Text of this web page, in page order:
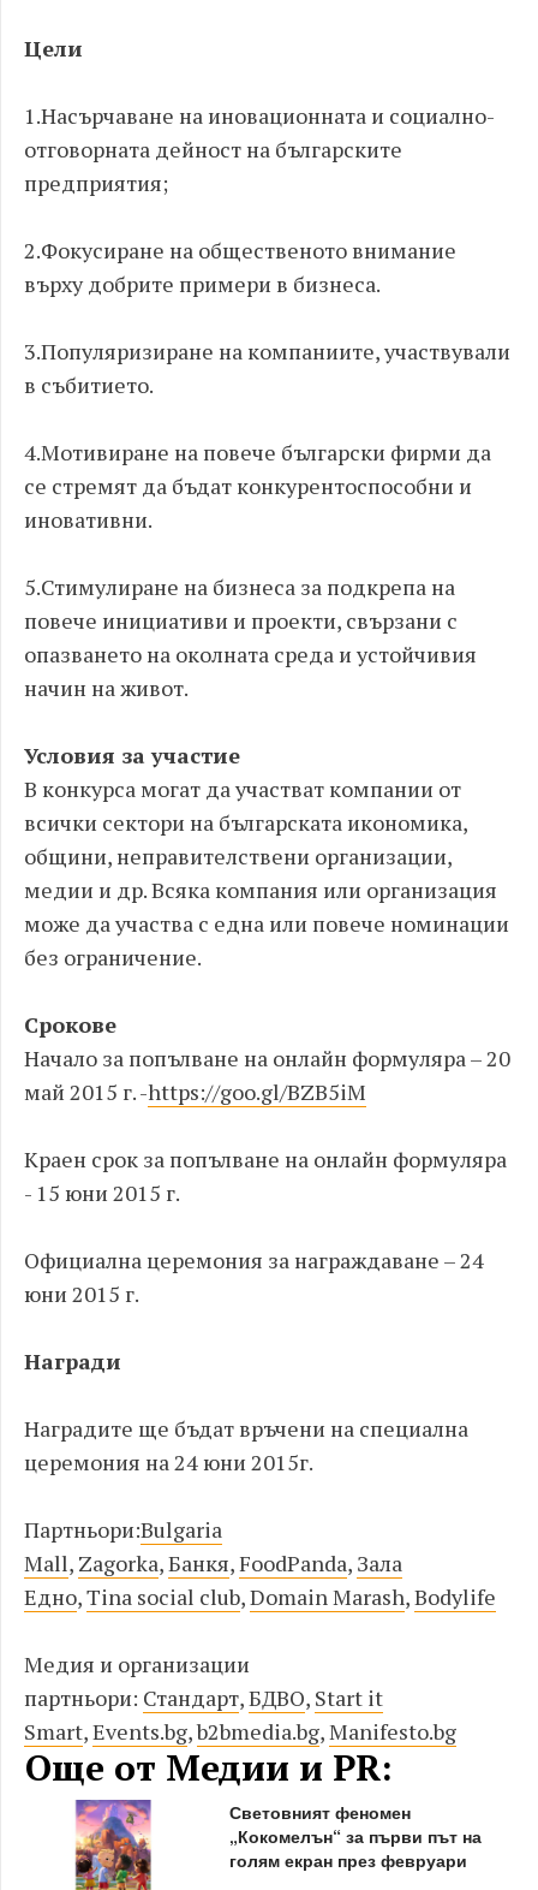
Цели
1.Насърчаване на иновационната и социално-
отговорната дейност на българските
предприятия;
2.Фокусиране на общественото внимание
върху добрите примери в бизнеса.
3.Популяризиране на компаниите, участвували
в събитието.
4.Мотивиране на повече български фирми да
се стремят да бъдат конкурентоспособни и
иновативни.
5.Стимулиране на бизнеса за подкрепа на
повече инициативи и проекти, свързани с
опазването на околната среда и устойчивия
начин на живот.
Условия за участие
В конкурса могат да участват компании от
всички сектори на българската икономика,
общини, неправителствени организации,
медии и др. Всяка компания или организация
може да участва с една или повече номинации
без ограничение.
Срокове
Начало за попълване на онлайн формуляра – 20
май 2015 г. -https://goo.gl/BZB5iM
Краен срок за попълване на онлайн формуляра
- 15 юни 2015 г.
Официална церемония за награждаване – 24
юни 2015 г.
Награди
Наградите ще бъдат връчени на специална
церемония на 24 юни 2015г.
Партньори:Bulgaria
Mall, Zagorka,Банкя,FoodPanda, Зала
Едно,Tina social club,Domain Marash,Bodylife
Медия и организации
партньори: Стандарт,БДВО, Start it
Smart,Events.bg,b2bmedia.bg,Manifesto.bg
Още от Медии и PR:
Световният феномен
„Кокомелън“ за първи път на
голям екран през февруари